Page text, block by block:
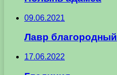
09.06.2021
Лавр благородный
17.06.2022